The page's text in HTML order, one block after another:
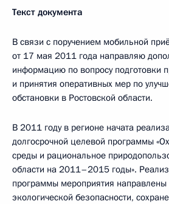
Текст документа
В связи с поручением мобильной
от 17 мая 2011 года направляю
информацию по вопросу подготовки
и принятия оперативных мер по
обстановки в Ростовской области.
В 2011 году в регионе начата
долгосрочной целевой программы
среды и рациональное
области на 2011–2015 годы».
программы мероприятия направлены
экологической безопасности,